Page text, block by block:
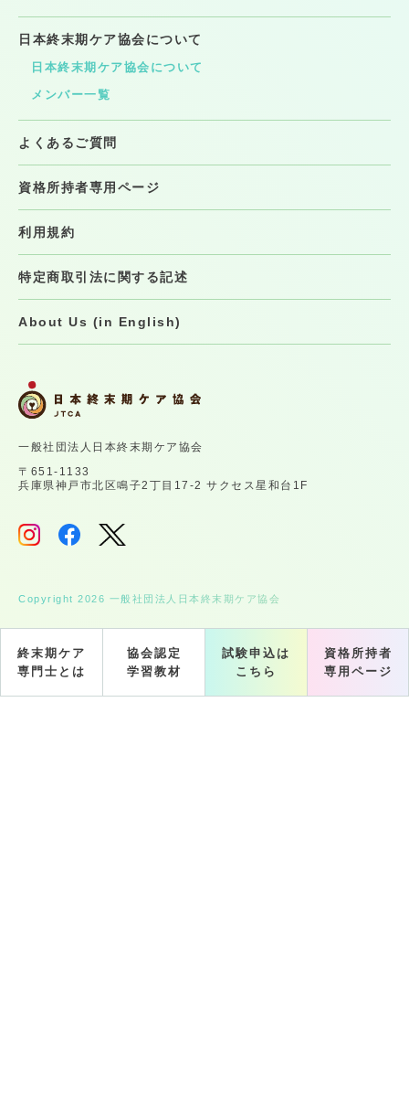
終末期ケア
専門士とは
協会認定
学習教材
試験申込は
こちら
資格所持者
専用ページ
一般社団法人日本終末期ケア協会
〒651-1133
兵庫県神戸市北区鳴子2丁目17-2 サクセス星和台1F
Copyright 2026 一般社団法人日本終末期ケア協会
日本終末期ケア協会について
日本終末期ケア協会について
メンバー一覧
よくあるご質問
資格所持者専用ページ
利用規約
特定商取引法に関する記述
About Us (in English)